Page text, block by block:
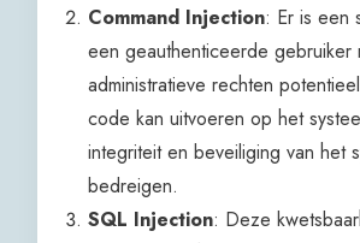
Command Injection: Er is een
een geauthenticeerde gebruiker
administratieve rechten
code kan uitvoeren op het
integriteit en beveiliging van het
bedreigen.
SQL Injection: Deze